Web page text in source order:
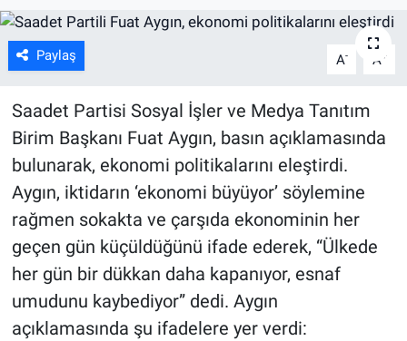
Paylaş A- A +
Saadet Partisi Sosyal İşler ve Medya Tanıtım
Birim Başkanı Fuat Aygın, basın açıklamasında
bulunarak, ekonomi politikalarını eleştirdi.
Aygın, iktidarın ‘ekonomi büyüyor’ söylemine
rağmen sokakta ve çarşıda ekonominin her
geçen gün küçüldüğünü ifade ederek, “Ülkede
her gün bir dükkan daha kapanıyor, esnaf
umudunu kaybediyor” dedi. Aygın
açıklamasında şu ifadelere yer verdi: